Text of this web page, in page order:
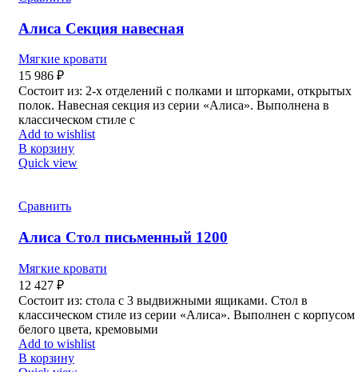
Алиса Секция навесная
Мягкие кровати
15 986 ₽
Состоит из: 2-х отделений с полками и шторками, открытых
полок. Навесная секция из серии «Алиса». Выполнена в
классическом стиле с
Add to wishlist
В корзину
Quick view
Сравнить
Алиса Стол письменный 1200
Мягкие кровати
12 427 ₽
Состоит из: стола с 3 выдвижными ящиками. Стол в
классическом стиле из серии «Алиса». Выполнен с корпусом
белого цвета, кремовыми
Add to wishlist
В корзину